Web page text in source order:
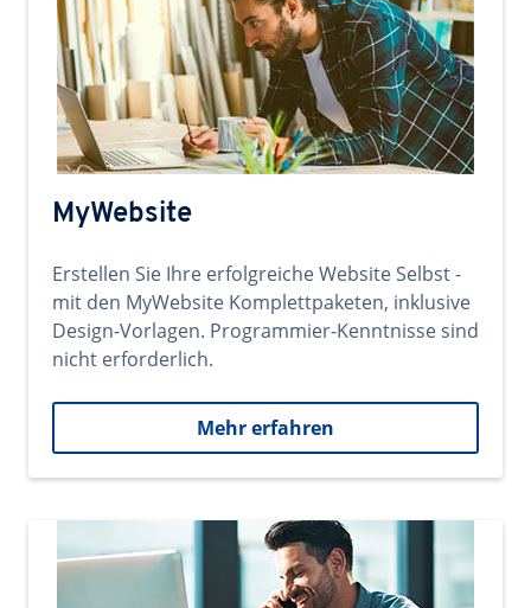
MyWebsite
Erstellen Sie Ihre erfolgreiche Website Selbst -
mit den MyWebsite Komplettpaketen, inklusive
Design-Vorlagen. Programmier-Kenntnisse sind
nicht erforderlich.
Mehr erfahren